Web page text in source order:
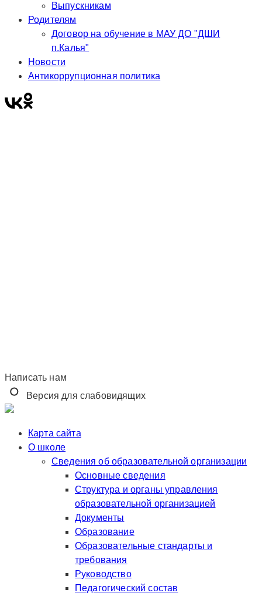
Выпускникам
Родителям
Договор на обучение в МАУ ДО "ДШИ
п.Калья"
Новости
Антикоррупционная политика
Написать нам
Версия для слабовидящих
Карта сайта
О школе
Сведения об образовательной организации
Основные сведения
Структура и органы управления
образовательной организацией
Документы
Образование
Образовательные стандарты и
требования
Руководство
Педагогический состав